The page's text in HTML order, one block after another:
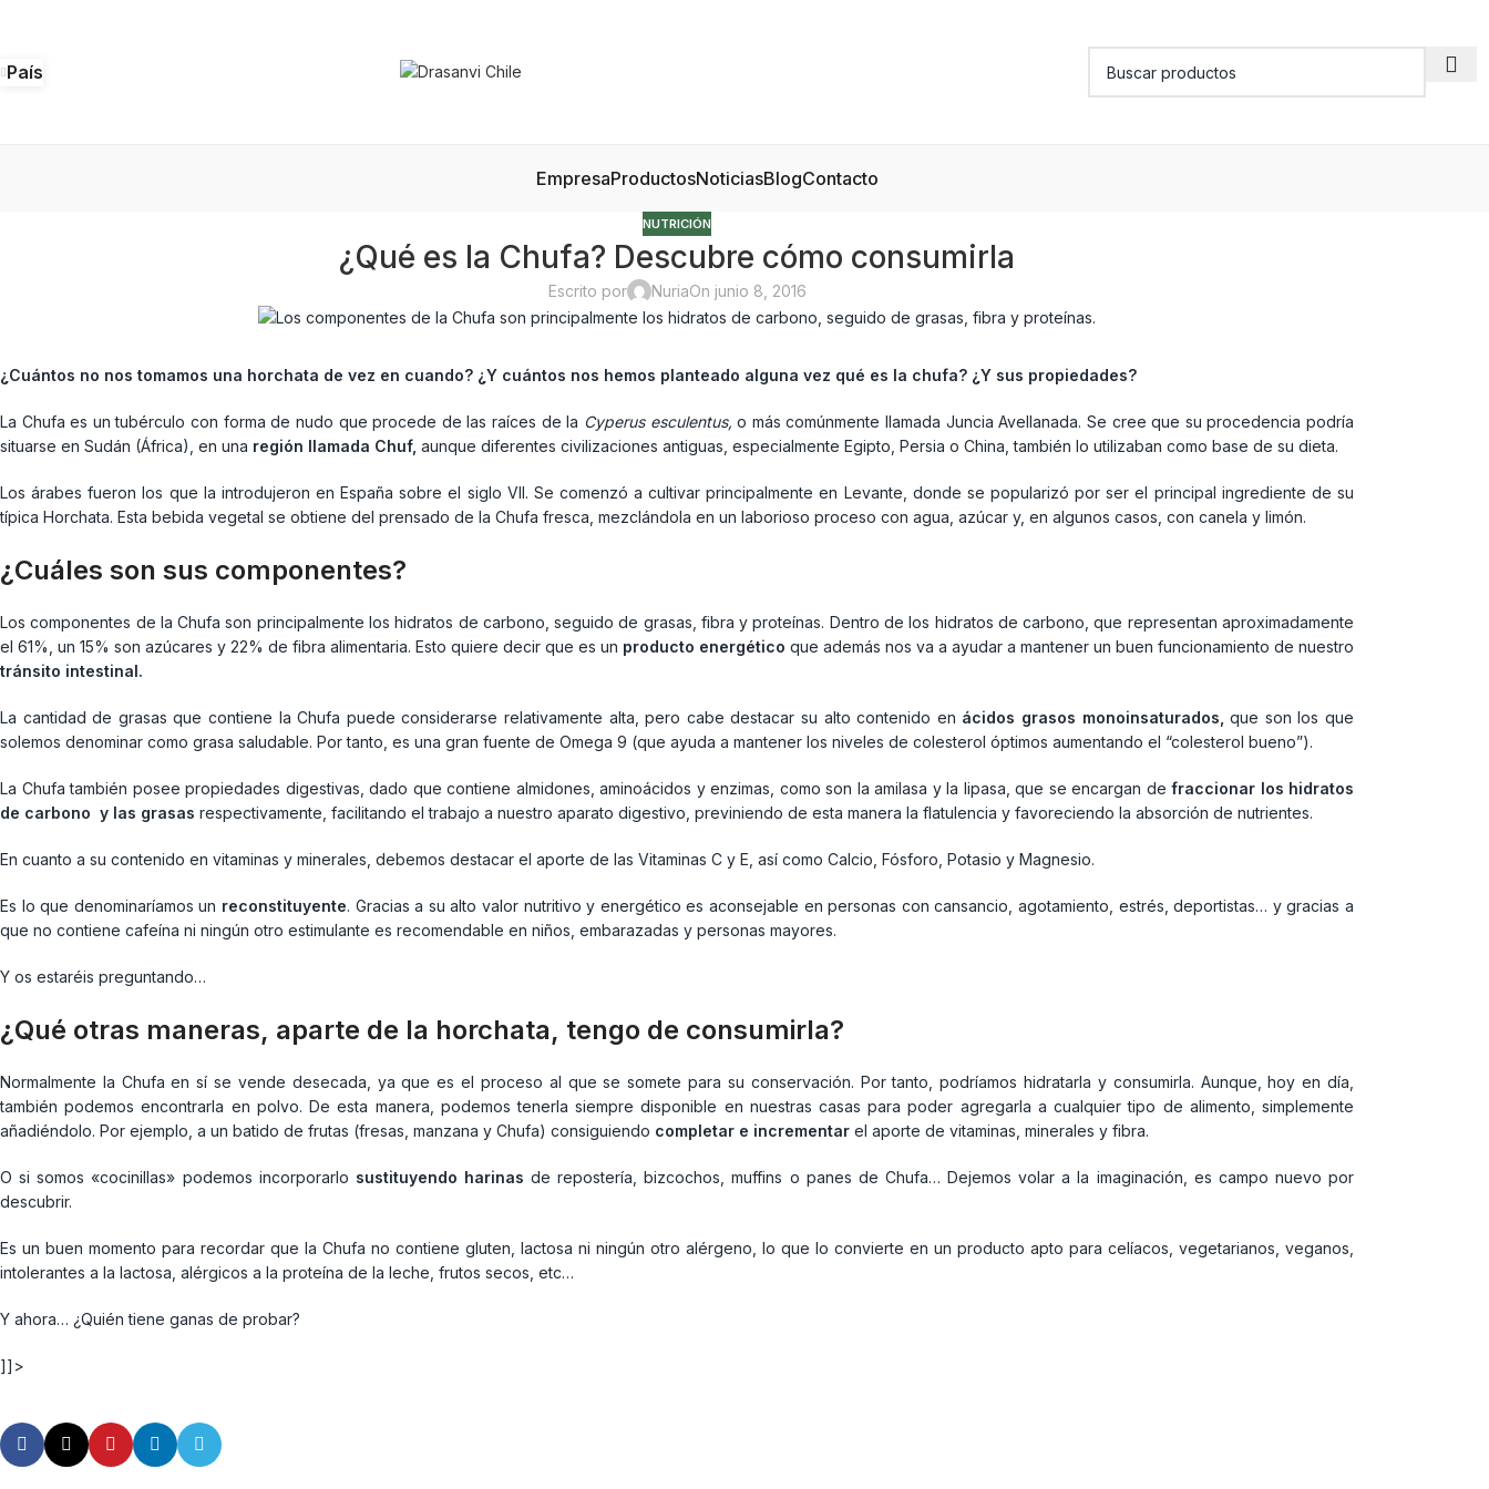
País
EmpresaProductosNoticiasBlogContacto
NUTRICIÓN
¿Qué es la Chufa? Descubre cómo consumirla
Escrito por NuriaOn junio 8, 2016
¿Cuántos no nos tomamos una horchata de vez en cuando? ¿Y cuántos nos hemos planteado alguna vez qué es la chufa? ¿Y sus propiedades?
La Chufa es un tubérculo con forma de nudo que procede de las raíces de la Cyperus esculentus,o más comúnmente llamada Juncia Avellanada. Se cree que su procedencia podría
situarse en Sudán (África), en una región llamada Chuf, aunque diferentes civilizaciones antiguas, especialmente Egipto, Persia o China, también lo utilizaban como base de su dieta.
Los árabes fueron los que la introdujeron en España sobre el siglo VII. Se comenzó a cultivar principalmente en Levante, donde se popularizó por ser el principal ingrediente de su
típica Horchata. Esta bebida vegetal se obtiene del prensado de la Chufa fresca, mezclándola en un laborioso proceso con agua, azúcar y, en algunos casos, con canela y limón.
¿Cuáles son sus componentes?
Los componentes de la Chufa son principalmente los hidratos de carbono, seguido de grasas, fibra y proteínas. Dentro de los hidratos de carbono, que representan aproximadamente
el 61%, un 15% son azúcares y 22% de fibra alimentaria. Esto quiere decir que es un producto energético que además nos va a ayudar a mantener un buen funcionamiento de nuestro
tránsito intestinal.
La cantidad de grasas que contiene la Chufa puede considerarse relativamente alta, pero cabe destacar su alto contenido en ácidos grasos monoinsaturados, que son los que
solemos denominar como grasa saludable. Por tanto, es una gran fuente de Omega 9 (que ayuda a mantener los niveles de colesterol óptimos aumentando el “colesterol bueno”).
La Chufa también posee propiedades digestivas, dado que contiene almidones, aminoácidos y enzimas, como son la amilasa y la lipasa, que se encargan de fraccionar los hidratos
de carbono y las grasas respectivamente, facilitando el trabajo a nuestro aparato digestivo, previniendo de esta manera la flatulencia y favoreciendo la absorción de nutrientes.
En cuanto a su contenido en vitaminas y minerales, debemos destacar el aporte de las Vitaminas C y E, así como Calcio, Fósforo, Potasio y Magnesio.
Es lo que denominaríamos un reconstituyente. Gracias a su alto valor nutritivo y energético es aconsejable en personas con cansancio, agotamiento, estrés, deportistas… y gracias a
que no contiene cafeína ni ningún otro estimulante es recomendable en niños, embarazadas y personas mayores.
Y os estaréis preguntando…
¿Qué otras maneras, aparte de la horchata, tengo de consumirla?
Normalmente la Chufa en sí se vende desecada, ya que es el proceso al que se somete para su conservación. Por tanto, podríamos hidratarla y consumirla. Aunque, hoy en día,
también podemos encontrarla en polvo. De esta manera, podemos tenerla siempre disponible en nuestras casas para poder agregarla a cualquier tipo de alimento, simplemente
añadiéndolo. Por ejemplo, a un batido de frutas (fresas, manzana y Chufa) consiguiendo completar e incrementar el aporte de vitaminas, minerales y fibra.
O si somos «cocinillas» podemos incorporarlo sustituyendo harinas de repostería, bizcochos, muffins o panes de Chufa… Dejemos volar a la imaginación, es campo nuevo por
descubrir.
Es un buen momento para recordar que la Chufa no contiene gluten, lactosa ni ningún otro alérgeno, lo que lo convierte en un producto apto para celíacos, vegetarianos, veganos,
intolerantes a la lactosa, alérgicos a la proteína de la leche, frutos secos, etc…
Y ahora… ¿Quién tiene ganas de probar?
]]>